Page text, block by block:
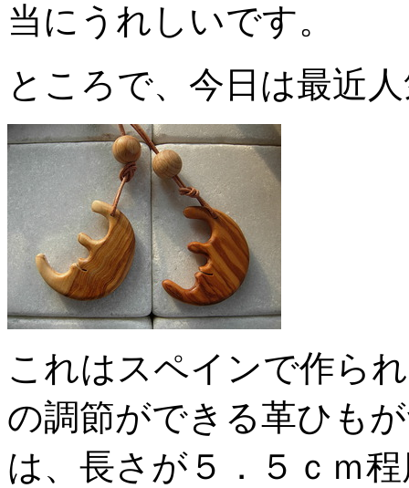
当にうれしいです。
ところで、今日は最近
これはスペインで作ら
の調節ができる革ひも
は、長さが５．５ｃｍ